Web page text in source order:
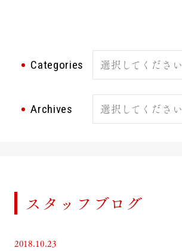
Categories 選択してください
Archives 選択してください
スタッフブログ
2018.10.23